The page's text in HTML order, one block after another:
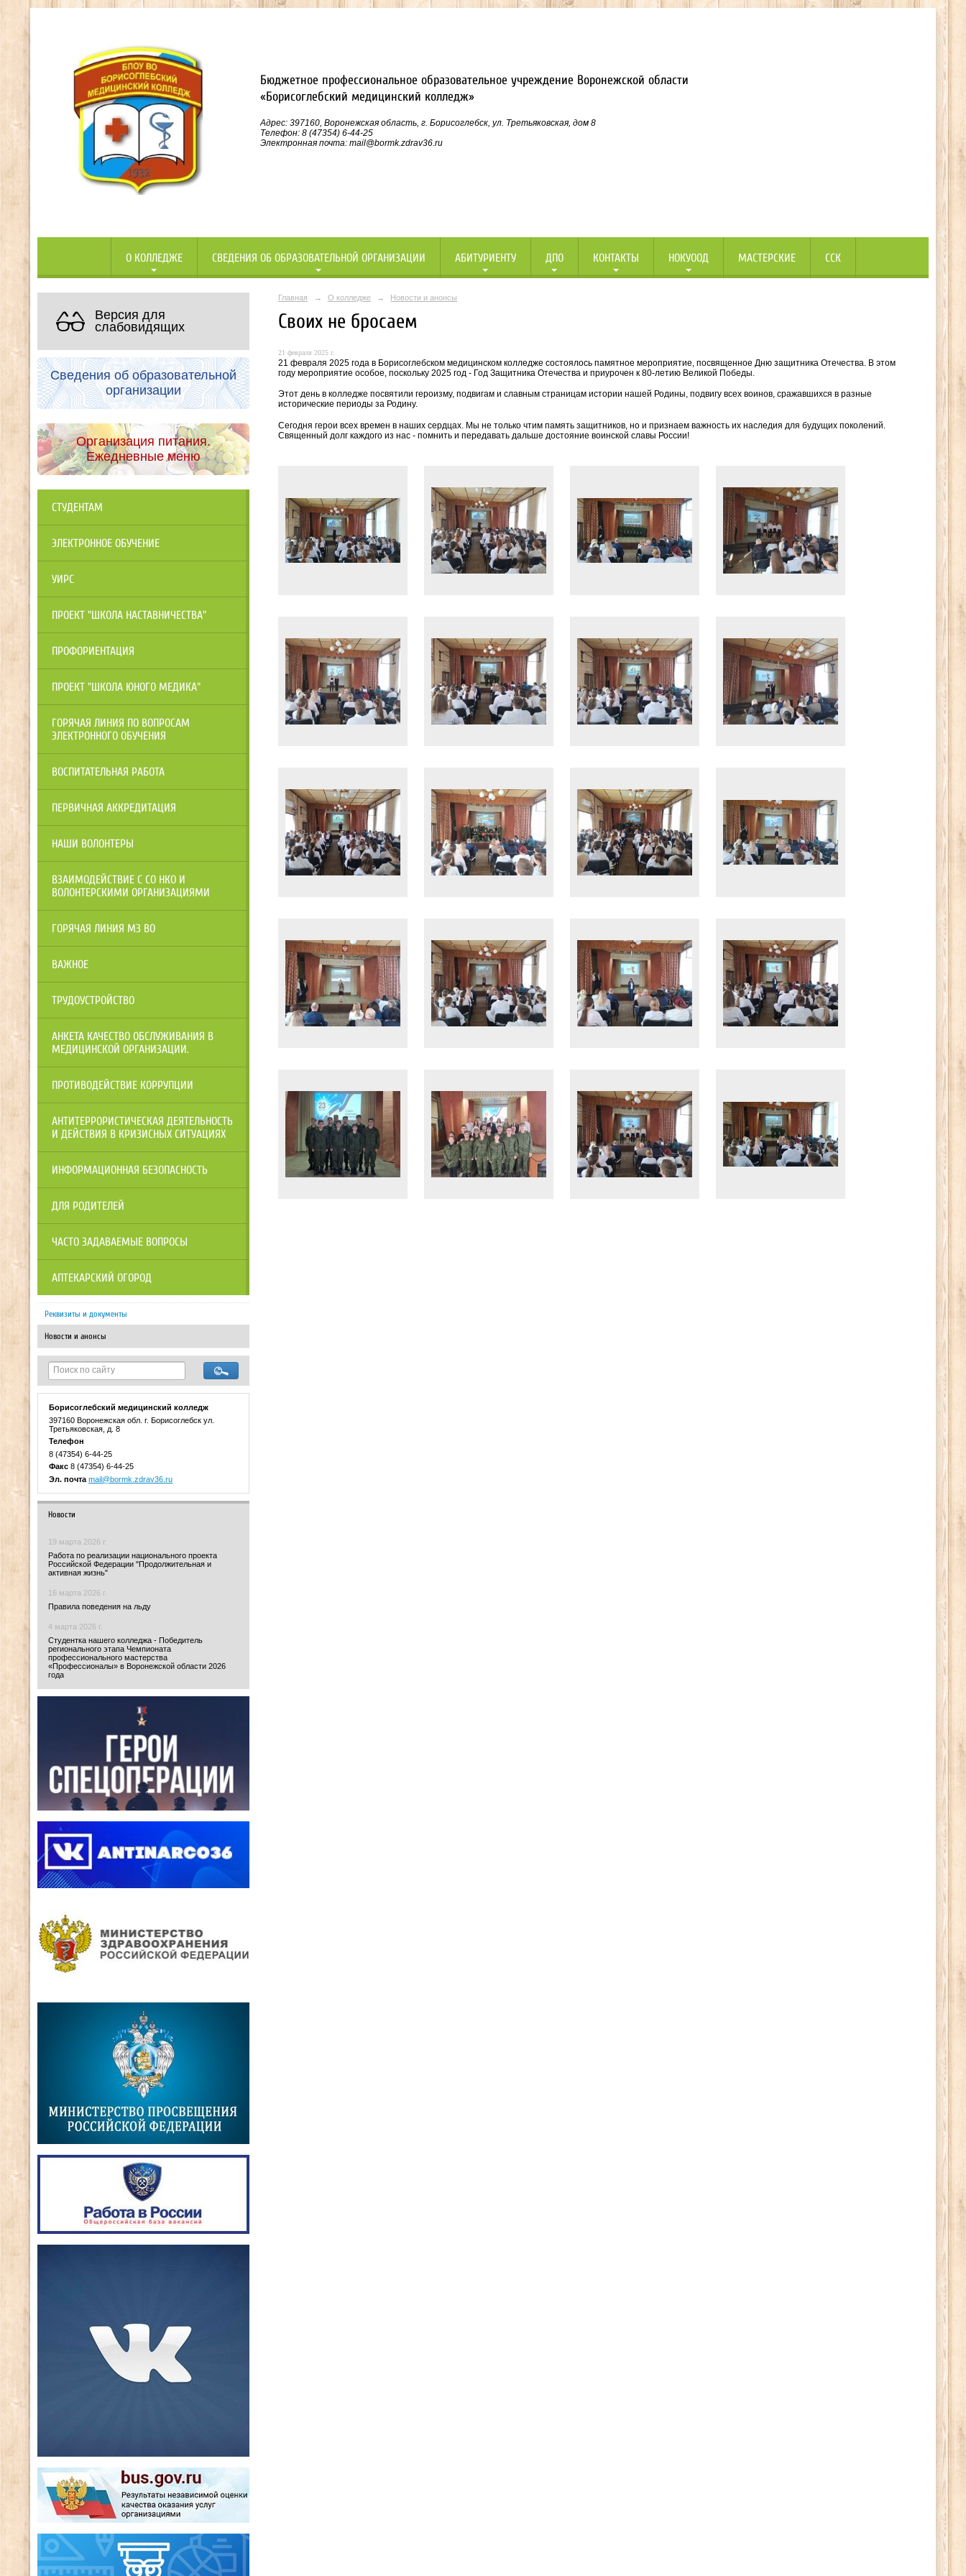
Бюджетное профессиональное образовательное учреждение Воронежской области
«Борисоглебский медицинский колледж»
Адрес: 397160, Воронежская область, г. Борисоглебск, ул. Третьяковская, дом 8
Телефон: 8 (47354) 6-44-25
Электронная почта: mail@bormk.zdrav36.ru
О КОЛЛЕДЖЕ СВЕДЕНИЯ ОБ ОБРАЗОВАТЕЛЬНОЙ ОРГАНИЗАЦИИ АБИТУРИЕНТУ ДПО КОНТАКТЫ НОКУООД МАСТЕРСКИЕ ССК
Версия для
слабовидящих
Сведения об образовательной
организации
Организация питания.
Ежедневные меню
СТУДЕНТАМ
ЭЛЕКТРОННОЕ ОБУЧЕНИЕ
УИРС
ПРОЕКТ "ШКОЛА НАСТАВНИЧЕСТВА"
ПРОФОРИЕНТАЦИЯ
ПРОЕКТ "ШКОЛА ЮНОГО МЕДИКА"
ГОРЯЧАЯ ЛИНИЯ ПО ВОПРОСАМ
ЭЛЕКТРОННОГО ОБУЧЕНИЯ
ВОСПИТАТЕЛЬНАЯ РАБОТА
ПЕРВИЧНАЯ АККРЕДИТАЦИЯ
НАШИ ВОЛОНТЕРЫ
ВЗАИМОДЕЙСТВИЕ С СО НКО И
ВОЛОНТЕРСКИМИ ОРГАНИЗАЦИЯМИ
ГОРЯЧАЯ ЛИНИЯ МЗ ВО
ВАЖНОЕ
ТРУДОУСТРОЙСТВО
АНКЕТА КАЧЕСТВО ОБСЛУЖИВАНИЯ В
МЕДИЦИНСКОЙ ОРГАНИЗАЦИИ.
ПРОТИВОДЕЙСТВИЕ КОРРУПЦИИ
АНТИТЕРРОРИСТИЧЕСКАЯ ДЕЯТЕЛЬНОСТЬ
И ДЕЙСТВИЯ В КРИЗИСНЫХ СИТУАЦИЯХ
ИНФОРМАЦИОННАЯ БЕЗОПАСНОСТЬ
ДЛЯ РОДИТЕЛЕЙ
ЧАСТО ЗАДАВАЕМЫЕ ВОПРОСЫ
АПТЕКАРСКИЙ ОГОРОД
Реквизиты и документы
Новости и анонсы
Борисоглебский медицинский колледж
397160 Воронежская обл. г. Борисоглебск ул.
Третьяковская, д. 8
Телефон
8 (47354) 6-44-25
Факс 8 (47354) 6-44-25
Эл. почта mail@bormk.zdrav36.ru
Новости
19 марта 2026 г.
Работа по реализации национального проекта
Российской Федерации "Продолжительная и
активная жизнь"
16 марта 2026 г.
Правила поведения на льду
4 марта 2026 г.
Студентка нашего колледжа - Победитель
регионального этапа Чемпионата
профессионального мастерства
«Профессионалы» в Воронежской области 2026
года
Главная → О колледже → Новости и анонсы
Своих не бросаем
21 февраля 2025 г.
21 февраля 2025 года в Борисоглебском медицинском колледже состоялось памятное мероприятие, посвященное Дню защитника Отечества. В этом
году мероприятие особое, поскольку 2025 год - Год Защитника Отечества и приурочен к 80-летию Великой Победы.
Этот день в колледже посвятили героизму, подвигам и славным страницам истории нашей Родины, подвигу всех воинов, сражавшихся в разные
исторические периоды за Родину.
Сегодня герои всех времен в наших сердцах. Мы не только чтим память защитников, но и признаем важность их наследия для будущих поколений.
Священный долг каждого из нас - помнить и передавать дальше достояние воинской славы России!